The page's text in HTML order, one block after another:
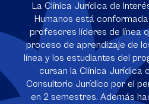
La Clínica Jurídica de
Humanos está
profesores líderes de línea
proceso de aprendizaje de
línea y los estudiantes del
cursan la Clínica Jurídica
Consultorio Jurídico por el
en 2 semestres. Además